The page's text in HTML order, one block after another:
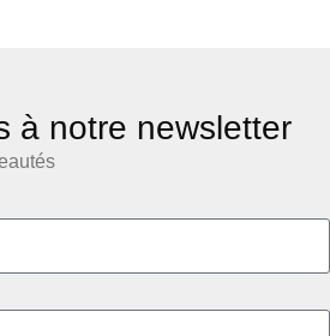
à notre newsletter